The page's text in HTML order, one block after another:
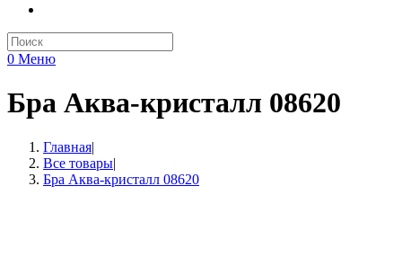
0 Меню
Бра Аква-кристалл 08620
Главная|
Все товары|
Бра Аква-кристалл 08620